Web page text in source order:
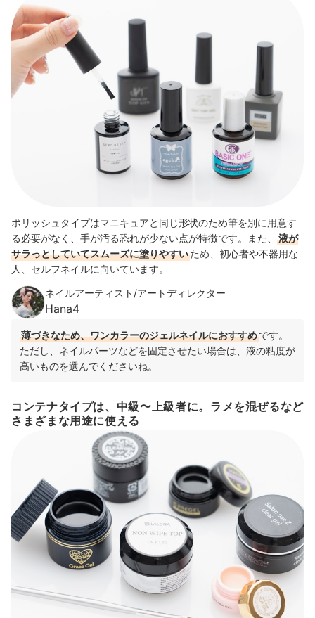
ポリッシュタイプはマニキュアと同じ形状のため筆を別に用意す
る必要がなく、手が汚る恐れが少ない点が特徴です。
また、
液が
サラっとしていてスムーズに塗りやすいため、初心者や不器用な
人、セルフネイルに向いています。
ネイルアーティスト/アートディレクター
Hana4
薄づきなため、ワンカラーのジェルネイルにおすすめです。
ただし、ネイルパーツなどを固定させたい場合は、液の粘度が
高いものを選んでくださいね。
コンテナタイプは、中級〜上級者に。ラメを混ぜるなど
さまざまな用途に使える